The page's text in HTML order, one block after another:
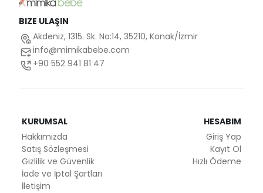
BIZE ULAŞIN
Akdeniz, 1315. Sk. No:14, 35210, Konak/İzmir
info@mimikabebe.com
+90 552 941 81 47
KURUMSAL
Hakkımızda
Satış Sözleşmesi
Gizlilik ve Güvenlik
İade ve İptal Şartları
İletişim
HESABIM
Giriş Yap
Kayıt Ol
Hızlı Ödeme